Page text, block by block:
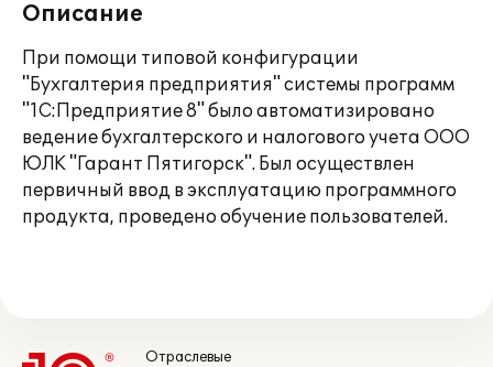
Описание
При помощи типовой конфигурации
"Бухгалтерия предприятия" системы программ
"1С:Предприятие 8" было автоматизировано
ведение бухгалтерского и налогового учета ООО
ЮЛК "Гарант Пятигорск". Был осуществлен
первичный ввод в эксплуатацию программного
продукта, проведено обучение пользователей.
Отраслевые